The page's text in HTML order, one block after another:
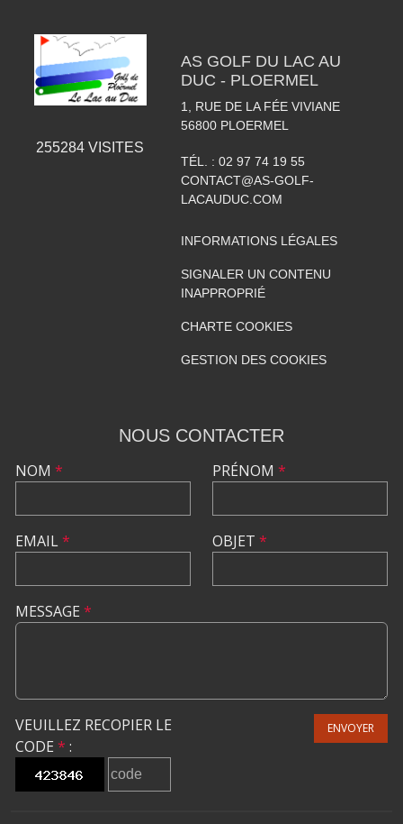
255284 VISITES
AS GOLF DU LAC AU
DUC - PLOERMEL
1, RUE DE LA FÉE VIVIANE
56800 PLOERMEL
TÉL. : 02 97 74 19 55
CONTACT@AS-GOLF-
LACAUDUC.COM
INFORMATIONS LÉGALES
SIGNALER UN CONTENU
INAPPROPRIÉ
CHARTE COOKIES
GESTION DES COOKIES
NOUS CONTACTER
NOM *
EMAIL*
PRÉNOM *
OBJET *
MESSAGE *
VEUILLEZ RECOPIER LE
CODE * :
ENVOYER